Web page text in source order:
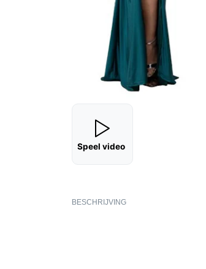
Speel video
BESCHRIJVING